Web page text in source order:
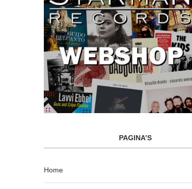
PAGINA’S
Home